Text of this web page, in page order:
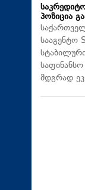
პოზიცია
სააგენტო
მდგრად